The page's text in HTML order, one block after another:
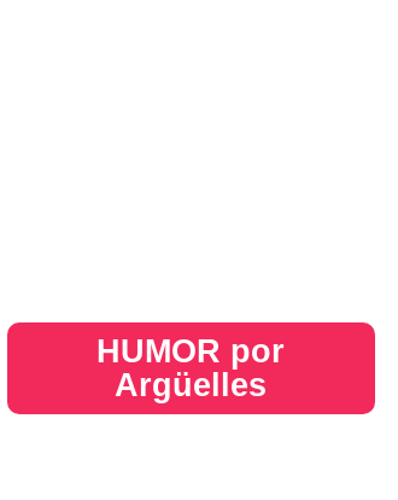
HUMOR por
Argüelles​